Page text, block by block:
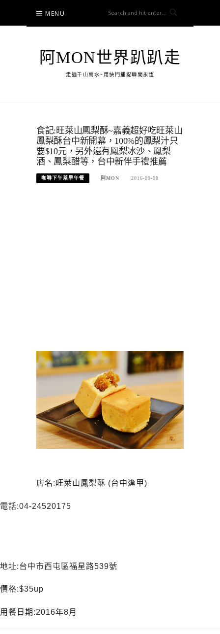
content
MENU
阿MON世界趴趴走
走遍千山萬水~用快門捕捉瞬間永恆
食記:旺萊山鳳梨酥~嘉義超好吃旺萊山
鳳梨酥台中新開幕，100%的鳳梨汁只
要$10元，另外還有鳳梨冰沙、鳳梨
酒、鳳梨醋等，台中新伴手禮推薦
咖啡下午茶早午餐 阿MON 2016-09-08
店名:旺萊山鳳梨酥 (台中逢甲)
電話:04-24520175
地址:台中市西屯區福星路539號
價格:$35up
用餐日期:2016年8月